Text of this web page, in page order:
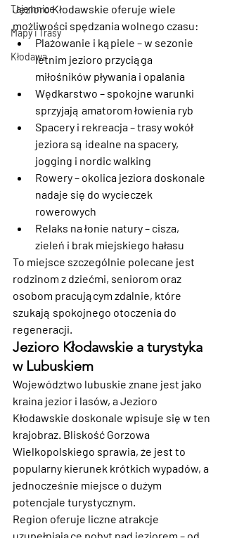
Tajemnice
Mapy i Trasy
Kłodawa
Jezioro Kłodawskie oferuje wiele
możliwości spędzania wolnego czasu:
Plażowanie i kąpiele – w sezonie
letnim jezioro przyciąga
miłośników pływania i opalania
Wędkarstwo – spokojne warunki
sprzyjają amatorom łowienia ryb
Spacery i rekreacja – trasy wokół
jeziora są idealne na spacery,
jogging i nordic walking
Rowery – okolica jeziora doskonale
nadaje się do wycieczek
rowerowych
Relaks na łonie natury – cisza,
zieleń i brak miejskiego hałasu
To miejsce szczególnie polecane jest
rodzinom z dziećmi, seniorom oraz
osobom pracującym zdalnie, które
szukają spokojnego otoczenia do
regeneracji.
Jezioro Kłodawskie a turystyka
w Lubuskiem
Województwo lubuskie znane jest jako
kraina jezior i lasów, a Jezioro
Kłodawskie doskonale wpisuje się w ten
krajobraz. Bliskość Gorzowa
Wielkopolskiego sprawia, że jest to
popularny kierunek krótkich wypadów, a
jednocześnie miejsce o dużym
potencjale turystycznym.
Region oferuje liczne atrakcje
uzupełniające pobyt nad jeziorem – od